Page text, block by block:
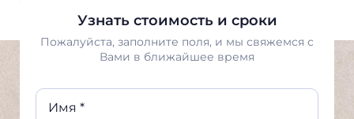
Узнать стоимость и сроки
Пожалуйста, заполните поля, и мы свяжемся с
Вами в ближайшее время
Имя *